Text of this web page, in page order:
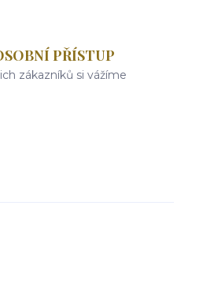
PŘÍSTUP
zákazníků si vážíme